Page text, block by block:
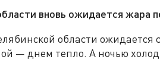
вновь ожидается жара
области ожидается
— днем тепло. А ночью